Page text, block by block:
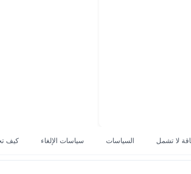
لا تشمل السياسات سياسات الإلغاء كيف